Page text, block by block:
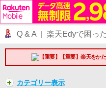
Q & A | 楽天Edyで困っ
【重要】楽天をか
カテゴリー表示